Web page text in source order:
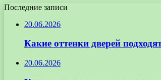
Последние записи
20.06.2026
Какие оттенки дверей
20.06.2026